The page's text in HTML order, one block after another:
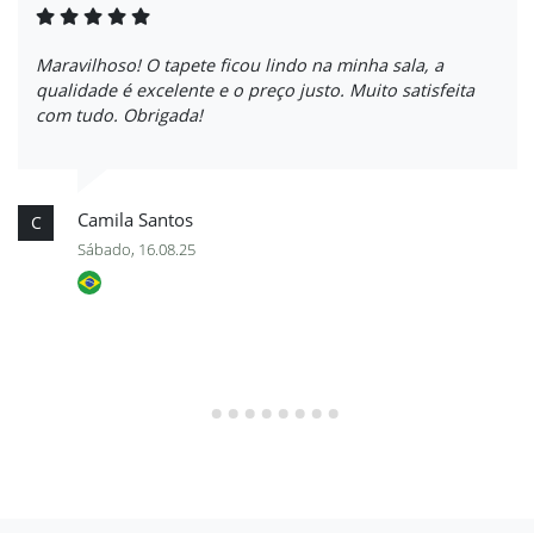
Maravilhoso! O tapete ficou lindo na minha sala, a
qualidade é excelente e o preço justo. Muito satisfeita
com tudo. Obrigada!
C Camila Santos
Sábado, 16.08.25